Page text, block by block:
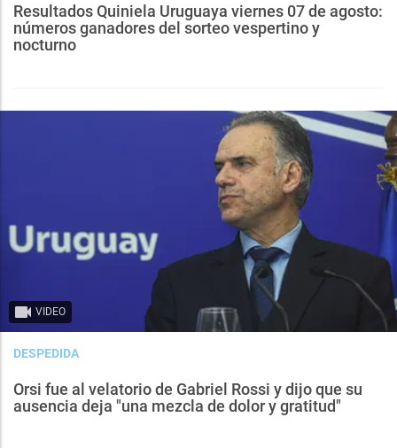
Resultados Quiniela Uruguaya viernes 07 de agosto:
números ganadores del sorteo vespertino y
nocturno
VIDEO
DESPEDIDA
Orsi fue al velatorio de Gabriel Rossi y dijo que su
ausencia deja "una mezcla de dolor y gratitud"